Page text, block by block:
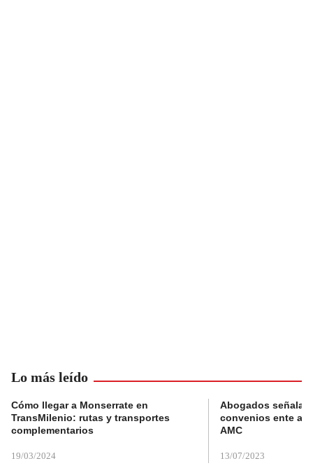
Lo más leído
Cómo llegar a Monserrate en
TransMilenio: rutas y transportes
complementarios
19/03/2024
Abogados
convenios ente
AMC
13/07/2023